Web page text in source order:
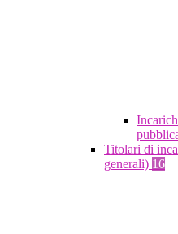
Titolari di
generali) 16